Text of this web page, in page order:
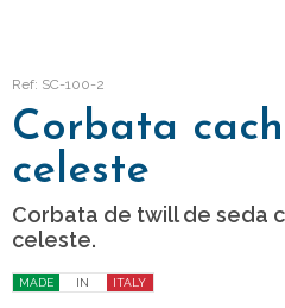
Ref: SC-100-2
Corbata
celeste
Corbata de twill de seda
celeste.
MADE IN ITALY